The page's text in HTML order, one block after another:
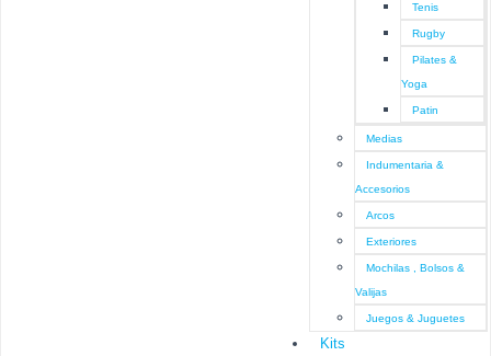
Tenis
Rugby
Pilates &
Yoga
Patin
Medias
Indumentaria &
Accesorios
Arcos
Exteriores
Mochilas , Bolsos &
Valijas
Juegos & Juguetes
Kits